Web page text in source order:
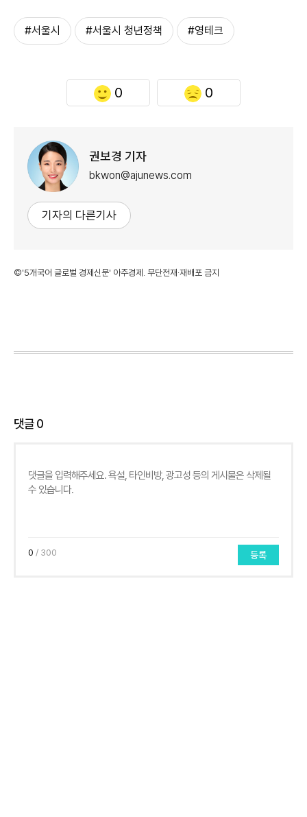
#서울시 #서울시 청년정책 #영테크
0 0
권보경 기자
bkwon@ajunews.com
기자의 다른기사
©'5개국어 글로벌 경제신문' 아주경제. 무단전재·재배포 금지
댓글0
0 / 300 등록